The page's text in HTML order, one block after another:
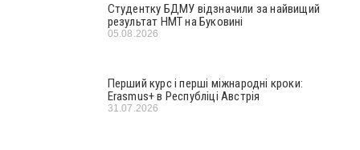
Студентку БДМУ відзначили за найвищий
результат НМТ на Буковині
05.08.2026
Перший курс і перші міжнародні кроки:
Erasmus+ в Республіці Австрія
31.07.2026